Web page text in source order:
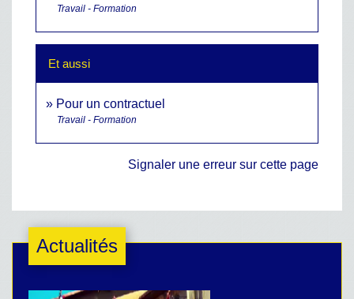
Travail - Formation
Et aussi
Pour un contractuel
Travail - Formation
Signaler une erreur sur cette page
Actualités